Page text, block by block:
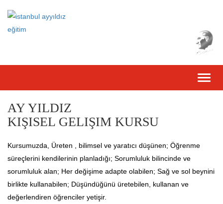
AY YILDIZ
KIŞISEL GELIŞIM KURSU
Kursumuzda, Üreten , bilimsel ve yaratıcı düşünen; Öğrenme
süreçlerini kendilerinin planladığı; Sorumluluk bilincinde ve
sorumluluk alan; Her değişime adapte olabilen; Sağ ve sol beynini
birlikte kullanabilen; Düşündüğünü üretebilen, kullanan ve
değerlendiren öğrenciler yetişir.